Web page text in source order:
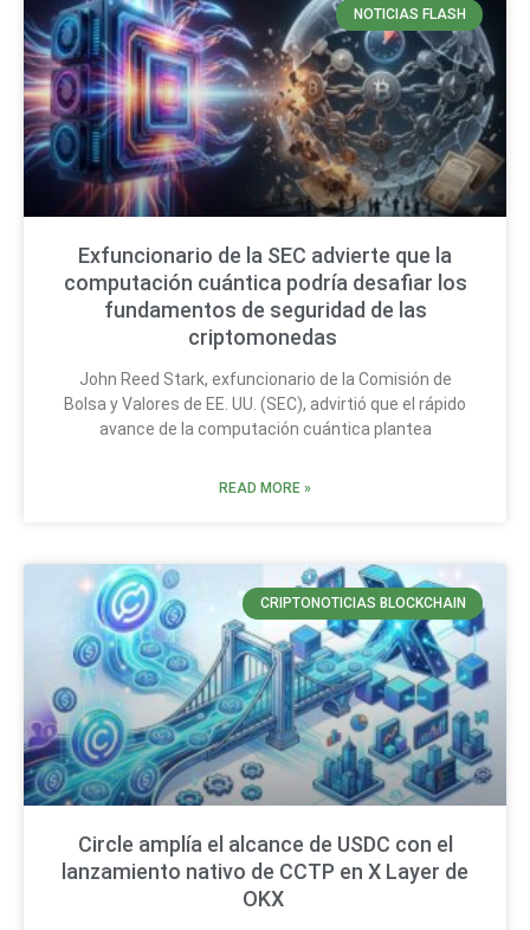
NOTICIAS FLASH
Exfuncionario de la SEC advierte que la
computación cuántica podría desafiar los
fundamentos de seguridad de las
criptomonedas
John Reed Stark, exfuncionario de la Comisión de
Bolsa y Valores de EE. UU. (SEC), advirtió que el rápido
avance de la computación cuántica plantea
READ MORE »
CRIPTONOTICIAS BLOCKCHAIN
Circle amplía el alcance de USDC con el
lanzamiento nativo de CCTP en X Layer de
OKX